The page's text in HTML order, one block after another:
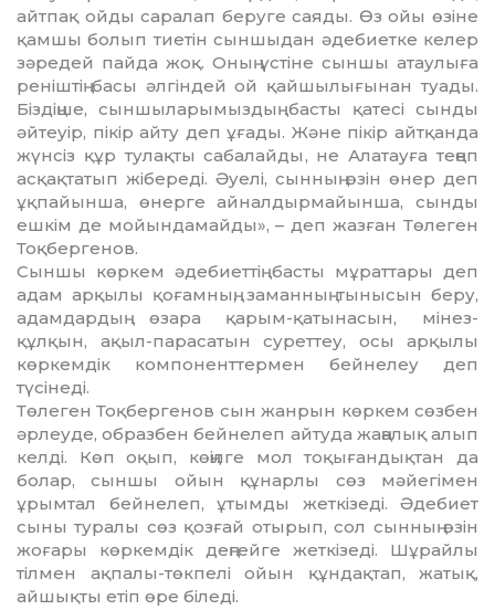
айтпақ ойды саралап беруге саяды. Өз ойы өзiне
қамшы болып тиетiн сыншыдан әдебиетке келер
зәре­дей пайда жоқ. Оның үстiне сыншы атау­лы­ға
ренiштiң басы әлгiндей ой қайшы­лы­­ғынан туады.
Бiздiңше, сын­шы­лары­мыздың басты қатесi сынды
әйтеуiр, пiкiр айту деп ұғады. Және пiкiр айтқанда
жүнсiз құр ту­лақты сабалайды, не Алатауға теңеп
ас­қақтатып жiбередi. Әуелi, сынның өзiн өнер деп
ұқпайынша, өнерге айналдырмайынша, сынды
ешкiм де мойындамайды», – деп жазған Төлеген
Тоқбергенов.
Сыншы көркем әдебиеттiң басты мұ­раттары деп
адам арқылы қоғамның, за­манның тынысын беру,
адамдардың өзара қарым-қатынасын, мiнез-
құлқын, ақыл-парасатын суреттеу, осы арқылы
көркемдiк компоненттермен бейнелеу деп
түсiнедi.
Төлеген Тоқбергенов сын жанрын көр­кем сөзбен
әрлеуде, образбен бейне­леп айтуда жаңалық алып
келдi. Көп оқып, көңiлге мол тоқығандықтан да
болар, сыншы ойын құнарлы сөз мәйегiмен
ұрымтал бейнелеп, ұтымды жеткiзедi. Әдебиет
сыны туралы сөз қозғай отырып, сол сынның өзiн
жоғары көркемдiк дең­гейге жеткiзедi. Шұрайлы
тiлмен ақпалы-төк­пелi ойын құндақтап, жатық,
айшықты етiп өре бiледi.